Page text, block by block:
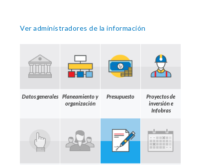
Ver administradores de la información
Datos generales
Planeamiento y
organización
Presupuesto
Proyectos de
inversión e
Infobras